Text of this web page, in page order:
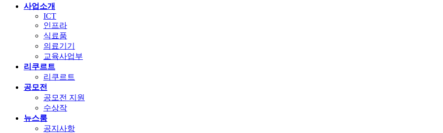
사업소개
ICT
인프라
식료품
의료기기
교육사업부
리쿠르트
리쿠르트
공모전
공모전 지원
수상작
뉴스룸
공지사항